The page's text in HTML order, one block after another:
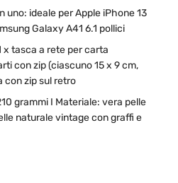
uno: ideale per Apple iPhone 13
Galaxy A41 6.1 pollici
x tasca a rete per carta
con zip (ciascuno 15 x 9 cm,
con zip sul retro
grammi I Materiale: vera pelle
naturale vintage con graffi e